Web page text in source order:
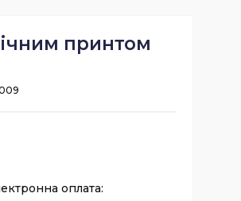
принтом